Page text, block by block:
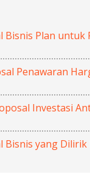
Bisnis Plan
Penawaran
Investasi
Bisnis yang